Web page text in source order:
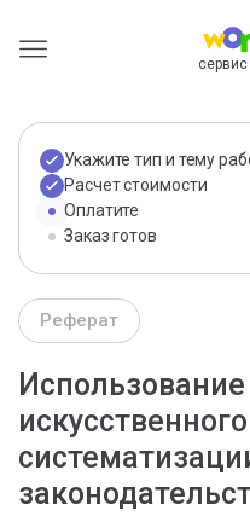
Укажите тип и тему
Расчет стоимости
Оплатите
Заказ готов
Реферат